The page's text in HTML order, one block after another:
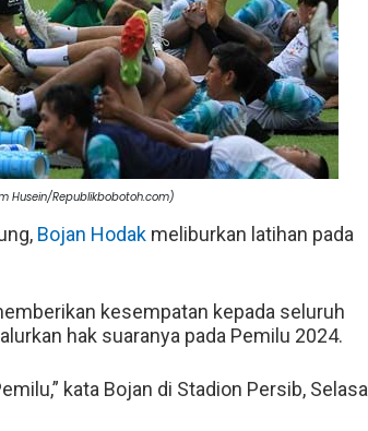
Husein/Republikbobotoh.com)
Bojan Hodak meliburkan latihan pada
kesempatan kepada seluruh
hak suaranya pada Pemilu 2024.
kata Bojan di Stadion Persib, Selasa